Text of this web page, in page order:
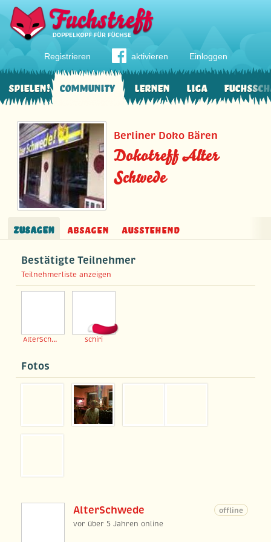
Registrieren aktivieren Einloggen
Community Lernen Liga
Spielen!
Berliner Doko Bären
Dokotreff Alter
Schwede
Zusagen Absagen Ausstehend
Bestätigte Teilnehmer
Teilnehmerliste anzeigen
AlterSchwede schiri
Fotos
AlterSchwede
offline
vor über 5 Jahren online